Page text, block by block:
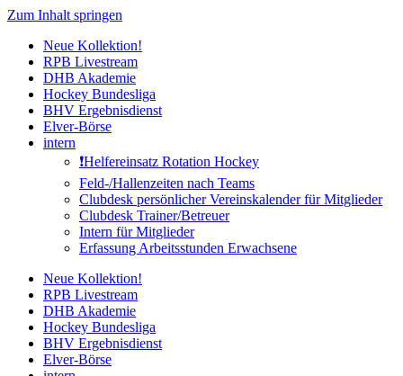
Zum Inhalt springen
Neue Kollektion!
RPB Livestream
DHB Akademie
Hockey Bundesliga
BHV Ergebnisdienst
Elver-Börse
intern
❗️Helfereinsatz Rotation Hockey
Feld-/Hallenzeiten nach Teams
Clubdesk persönlicher Vereinskalender für Mitglieder
Clubdesk Trainer/Betreuer
Intern für Mitglieder
Erfassung Arbeitsstunden Erwachsene
Neue Kollektion!
RPB Livestream
DHB Akademie
Hockey Bundesliga
BHV Ergebnisdienst
Elver-Börse